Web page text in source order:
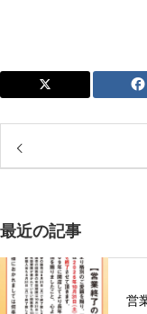
最近の記事
営